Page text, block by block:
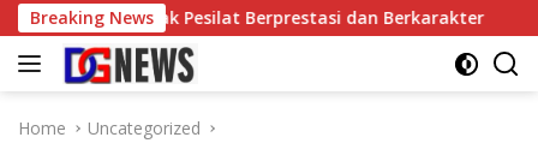
Skip
to
content
Breaking News
Cetak Pesilat Berprestasi dan Berkarakter
Home Uncategorized